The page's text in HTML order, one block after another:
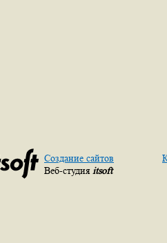
Создание сайтов
Веб-студия itsoft